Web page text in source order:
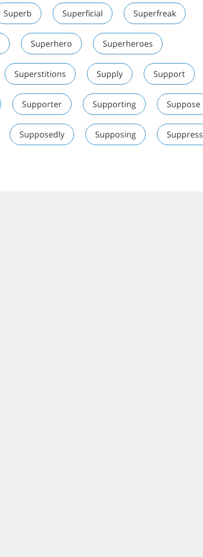
Superb Superficial Superfreak
Superhero Superheroes
Superstitions Supply Support
Supporter Supporting Suppose
Supposedly Supposing Suppress